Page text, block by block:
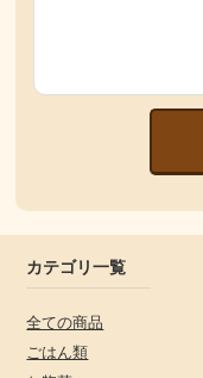
カテゴリ一覧
全ての商品
ごはん類